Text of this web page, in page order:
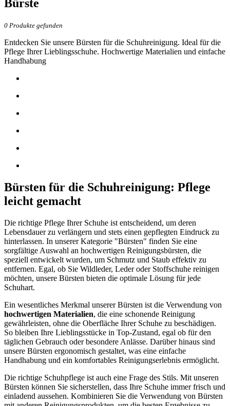
Bürste
0 Produkte gefunden
Entdecken Sie unsere Bürsten für die Schuhreinigung. Ideal für die
Pflege Ihrer Lieblingsschuhe. Hochwertige Materialien und einfache
Handhabung
Bürsten für die Schuhreinigung: Pflege
leicht gemacht
Die richtige Pflege Ihrer Schuhe ist entscheidend, um deren
Lebensdauer zu verlängern und stets einen gepflegten Eindruck zu
hinterlassen. In unserer Kategorie "Bürsten" finden Sie eine
sorgfältige Auswahl an hochwertigen Reinigungsbürsten, die
speziell entwickelt wurden, um Schmutz und Staub effektiv zu
entfernen. Egal, ob Sie Wildleder, Leder oder Stoffschuhe reinigen
möchten, unsere Bürsten bieten die optimale Lösung für jede
Schuhart.
Ein wesentliches Merkmal unserer Bürsten ist die Verwendung von
hochwertigen Materialien, die eine schonende Reinigung
gewährleisten, ohne die Oberfläche Ihrer Schuhe zu beschädigen.
So bleiben Ihre Lieblingsstücke in Top-Zustand, egal ob für den
täglichen Gebrauch oder besondere Anlässe. Darüber hinaus sind
unsere Bürsten ergonomisch gestaltet, was eine einfache
Handhabung und ein komfortables Reinigungserlebnis ermöglicht.
Die richtige Schuhpflege ist auch eine Frage des Stils. Mit unseren
Bürsten können Sie sicherstellen, dass Ihre Schuhe immer frisch und
einladend aussehen. Kombinieren Sie die Verwendung von Bürsten